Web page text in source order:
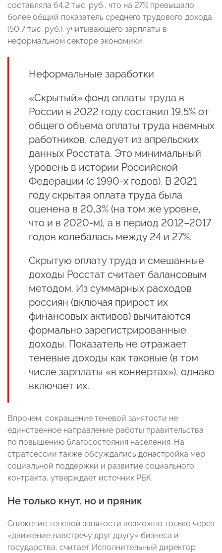
составляла 64,2 тыс. руб., что на 27% превышало
более общий показатель среднего трудового дохода
(50,7 тыс. руб.), учитывающего зарплаты в
неформальном секторе экономики.
Неформальные заработки
«Скрытый» фонд оплаты труда в
России в 2022 году составил 19,5% от
общего объема оплаты труда наемных
работников, следует из апрельских
данных Росстата. Это минимальный
уровень в истории Российской
Федерации (с 1990-х годов). В 2021
году скрытая оплата труда была
оценена в 20,3% (на том же уровне,
что и в 2020-м), а в период 2012–2017
годов колебалась между 24 и 27%.
Скрытую оплату труда и смешанные
доходы Росстат считает балансовым
методом. Из суммарных расходов
россиян (включая прирост их
финансовых активов) вычитаются
формально зарегистрированные
доходы. Показатель не отражает
теневые доходы как таковые (в том
числе зарплаты «в конвертах»), однако
включает их.
Впрочем, сокращение теневой занятости не
единственное направление работы правительства
по повышению благосостояния населения. На
стратсессии также обсуждались донастройка мер
социальной поддержки и развитие социального
контракта, утверждает источник РБК.
Не только кнут, но и пряник
Снижение теневой занятости возможно только через
«движение навстречу друг другу» бизнеса и
государства, считает Исполнительный директор